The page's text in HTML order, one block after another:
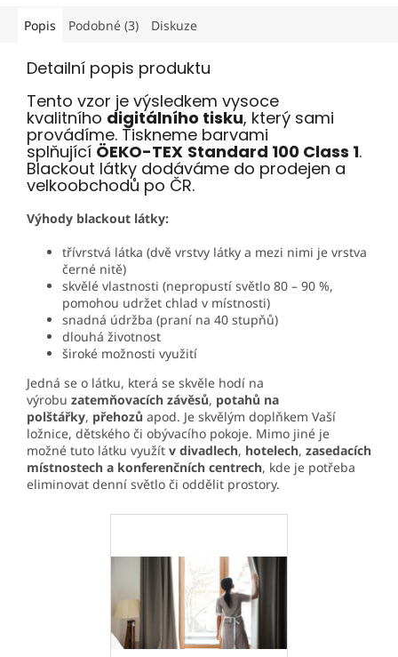
Popis Podobné (3) Diskuze
Detailní popis produktu
Tento vzor je výsledkem vysoce
kvalitního digitálního tisku, který sami
provádíme. Tiskneme barvami
splňující ÖEKO-TEX Standard 100 Class 1.
Blackout látky dodáváme do prodejen a
velkoobchodů po ČR.
Výhody blackout látky:
třívrstvá látka (dvě vrstvy látky a mezi nimi je vrstva
černé nitě)
skvělé vlastnosti (nepropustí světlo 80 – 90 %,
pomohou udržet chlad v místnosti)
snadná údržba (praní na 40 stupňů)
dlouhá životnost
široké možnosti využití
Jedná se o látku, která se skvěle hodí na
výrobu zatemňovacích závěsů, potahů na
polštářky, přehozů apod. Je skvělým doplňkem Vaší
ložnice, dětského či obývacího pokoje. Mimo jiné je
možné tuto látku využít v divadlech, hotelech, zasedacích
místnostech a konferenčních centrech, kde je potřeba
eliminovat denní světlo či oddělit prostory.